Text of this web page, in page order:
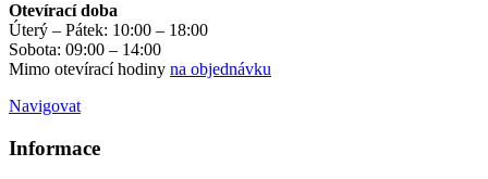
Otevírací doba
Úterý – Pátek: 10:00 – 18:00
Sobota: 09:00 – 14:00
Mimo otevírací hodiny na objednávku
Navigovat
Informace